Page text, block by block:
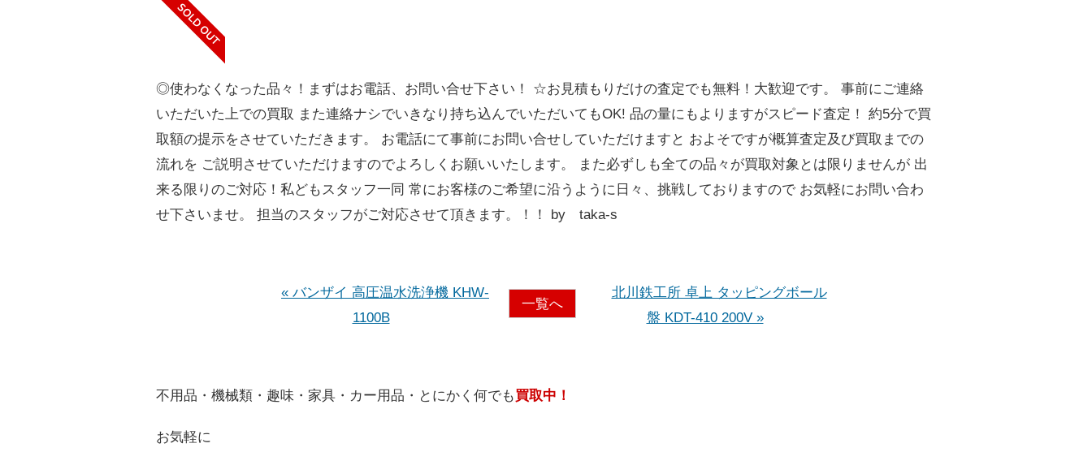
◎使わなくなった品々！まずはお電話、お問い合せ下さい！ ☆お見積もりだけの査定でも無料！大歓迎です。 事前にご連絡
いただいた上での買取 また連絡ナシでいきなり持ち込んでいただいてもOK! 品の量にもよりますがスピード査定！ 約5分で買
取額の提示をさせていただきます。 お電話にて事前にお問い合せしていただけますと およそですが概算査定及び買取までの
流れを ご説明させていただけますのでよろしくお願いいたします。 また必ずしも全ての品々が買取対象とは限りませんが 出
来る限りのご対応！私どもスタッフ一同 常にお客様のご希望に沿うように日々、挑戦しておりますので お気軽にお問い合わ
せ下さいませ。 担当のスタッフがご対応させて頂きます。！！ by taka-s
« バンザイ 高圧温水洗浄機 KHW-
1100B
一覧へ
北川鉄工所 卓上 タッピングボール
盤 KDT-410 200V »
不用品 ・ 機械類 ・ 趣味 ・ 家具 ・ カー用品 ・ とにかく 何でも買取中！
お気軽に